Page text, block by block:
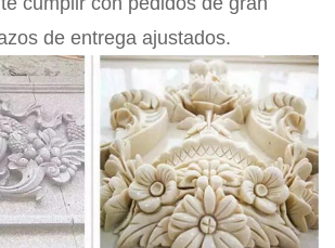
de entrega ajustados.